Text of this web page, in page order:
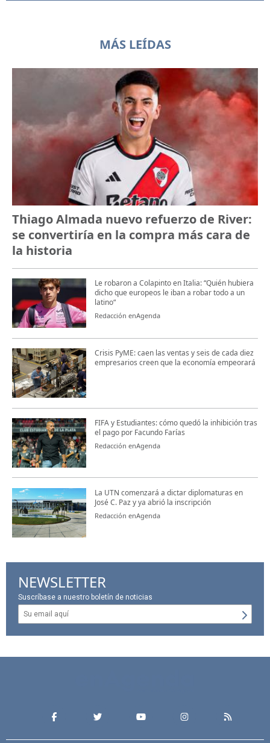
MÁS LEÍDAS
Thiago Almada nuevo refuerzo de River:
se convertiría en la compra más cara de
la historia
Le robaron a Colapinto en Italia: “Quién hubiera
dicho que europeos le iban a robar todo a un
latino“
Redacción enAgenda
Crisis PyME: caen las ventas y seis de cada diez
empresarios creen que la economía empeorará
FIFA y Estudiantes: cómo quedó la inhibición tras
el pago por Facundo Farías
Redacción enAgenda
La UTN comenzará a dictar diplomaturas en
José C. Paz y ya abrió la inscripción
Redacción enAgenda
NEWSLETTER
Suscríbase a nuestro boletín de noticias